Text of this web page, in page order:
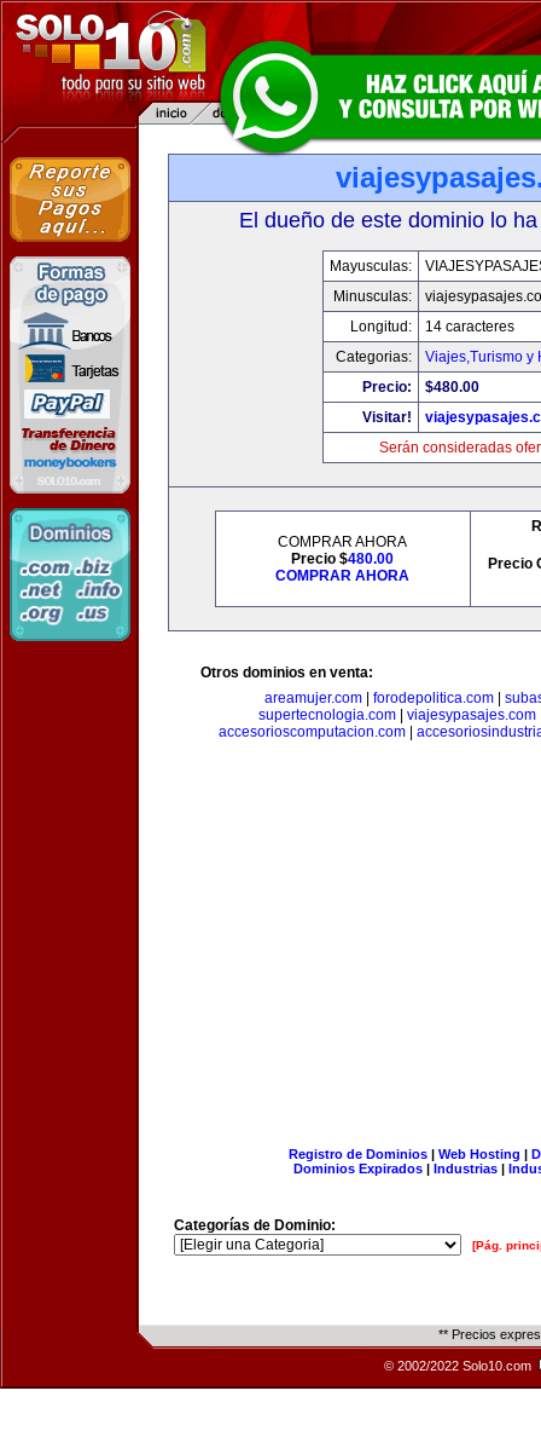
El dueño de este dominio lo
Mayusculas:
Minusculas:
Longitud:
14 caracteres
Categorias:
Viajes,Turismo y
Precio:
$480.00
Visitar!
Serán consideradas
COMPRAR AHORA
Precio $480.00
COMPRAR AHORA
Precio
Otros dominios en venta:
areamujer.com
forodepolitica.com
supertecnologia.com| viajesypasajes.com
accesorioscomputacion.com
Registro de Dominios| Web Hosting |
Dominios Expirados | Industrias |
Categorías de Dominio:
[Pág.
** Precios
© 2002/2022 Solo10.com